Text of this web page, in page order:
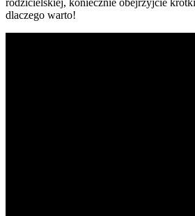
rodzicielskiej, koniecznie obejrzyjcie
dlaczego warto!